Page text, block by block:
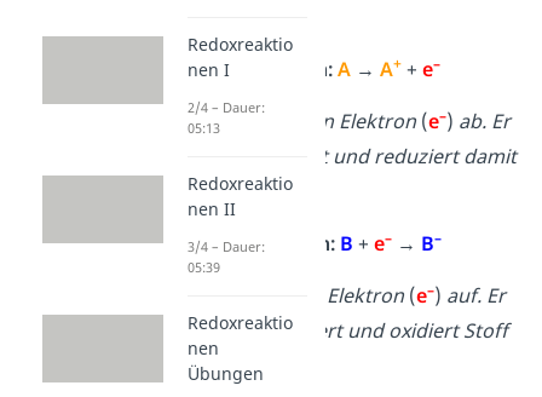
Oxidation:A →A+ +e–
StoffAgibt hier ein Elektron (e–) ab. Er
wird dabei oxidiert und reduziert damit
StoffB.
Reduktion:B + e–→ B–
nimmt das Elektron (e–) auf. Er
wird dabei reduziert und oxidiert Stoff
Redoxreaktio
nen I
2/4 – Dauer:
05:13
Redoxreaktio
nen II
3/4 – Dauer:
05:39
Redoxreaktio
nen
Übungen